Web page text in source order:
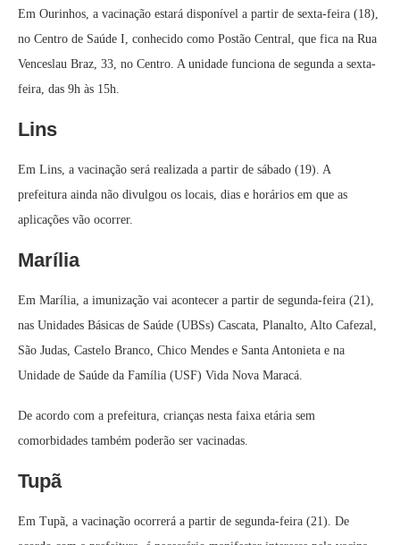
Em Ourinhos, a vacinação estará disponível a partir de sexta-feira (18),
no Centro de Saúde I, conhecido como Postão Central, que fica na Rua
Venceslau Braz, 33, no Centro. A unidade funciona de segunda a sexta-
feira, das 9h às 15h.
Lins
Em Lins, a vacinação será realizada a partir de sábado (19). A
prefeitura ainda não divulgou os locais, dias e horários em que as
aplicações vão ocorrer.
Marília
Em Marília, a imunização vai acontecer a partir de segunda-feira (21),
nas Unidades Básicas de Saúde (UBSs) Cascata, Planalto, Alto Cafezal,
São Judas, Castelo Branco, Chico Mendes e Santa Antonieta e na
Unidade de Saúde da Família (USF) Vida Nova Maracá.
De acordo com a prefeitura, crianças nesta faixa etária sem
comorbidades também poderão ser vacinadas.
Tupã
Em Tupã, a vacinação ocorrerá a partir de segunda-feira (21). De